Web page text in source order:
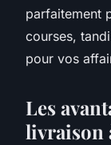
parfaitement
courses,
pour vos
Les
livraison